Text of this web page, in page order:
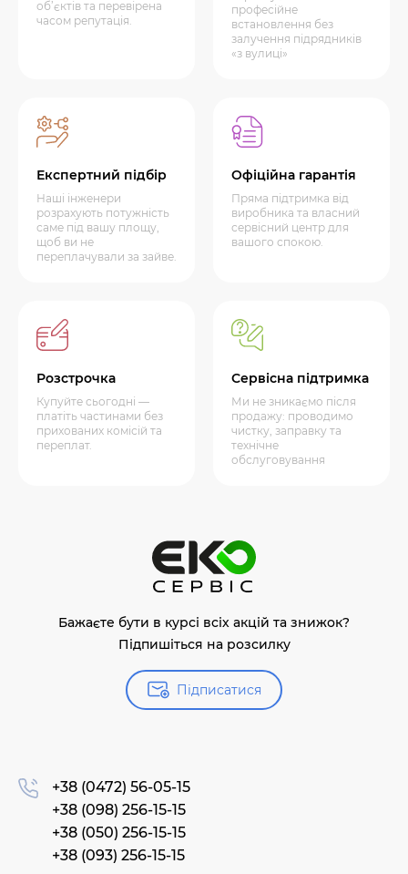
об’єктів та перевірена
часом репутація.
професійне
встановлення без
залучення підрядників
«з вулиці»
Експертний підбір
Наші інженери
розрахують потужність
саме під вашу площу,
щоб ви не
переплачували за зайве.
Офіційна гарантія
Пряма підтримка від
виробника та власний
сервісний центр для
вашого спокою.
Розстрочка
Купуйте сьогодні —
платіть частинами без
прихованих комісій та
переплат.
Сервісна підтримка
Ми не зникаємо після
продажу: проводимо
чистку, заправку та
технічне
обслуговування
Бажаєте бути в курсі всіх акцій та знижок?
Підпишіться на розсилку
Підписатися
+38 (0472) 56-05-15
+38 (098) 256-15-15
+38 (050) 256-15-15
+38 (093) 256-15-15